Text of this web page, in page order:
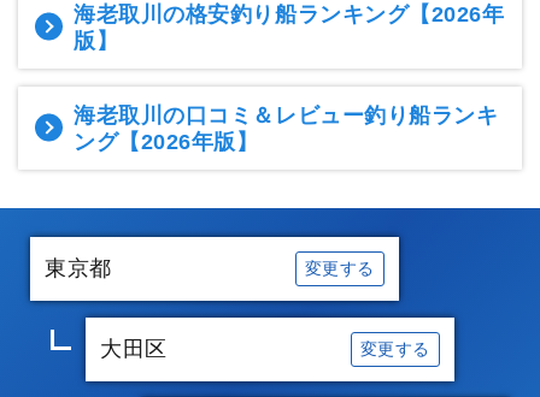
海老取川の格安釣り船ランキング【2026年
版】
海老取川の口コミ＆レビュー釣り船ランキ
ング【2026年版】
東京都 変更する
大田区 変更する